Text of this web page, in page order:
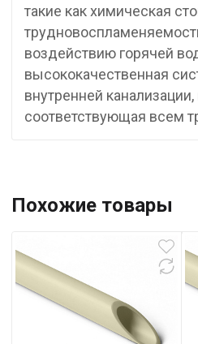
такие как химическая
воздействию горячей
высококачественная
внутренней
соответствующая всем
Похожие товары